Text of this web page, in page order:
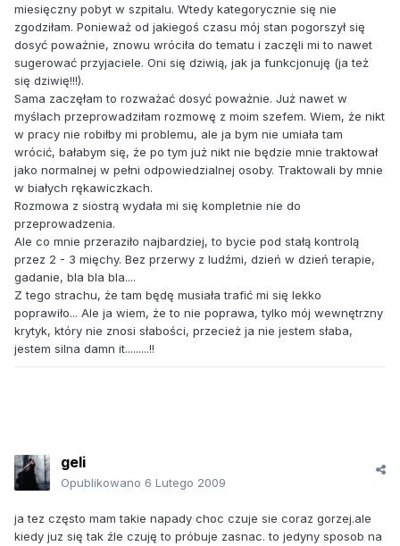
miesięczny pobyt w szpitalu. Wtedy kategorycznie się nie
zgodziłam. Ponieważ od jakiegoś czasu mój stan pogorszył się
dosyć poważnie, znowu wróciła do tematu i zaczęli mi to nawet
sugerować przyjaciele. Oni się dziwią, jak ja funkcjonuję (ja też
się dziwię!!!).
Sama zaczęłam to rozważać dosyć poważnie. Już nawet w
myślach przeprowadziłam rozmowę z moim szefem. Wiem, że nikt
w pracy nie robiłby mi problemu, ale ja bym nie umiała tam
wrócić, bałabym się, że po tym już nikt nie będzie mnie traktował
jako normalnej w pełni odpowiedzialnej osoby. Traktowali by mnie
w białych rękawiczkach.
Rozmowa z siostrą wydała mi się kompletnie nie do
przeprowadzenia.
Ale co mnie przeraziło najbardziej, to bycie pod stałą kontrolą
przez 2 - 3 mięchy. Bez przerwy z ludźmi, dzień w dzień terapie,
gadanie, bla bla bla....
Z tego strachu, że tam będę musiała trafić mi się lekko
poprawiło... Ale ja wiem, że to nie poprawa, tylko mój wewnętrzny
krytyk, który nie znosi słabości, przecież ja nie jestem słaba,
jestem silna damn it.........!!
geli
Opublikowano 6 Lutego 2009
ja tez często mam takie napady choc czuje sie coraz gorzej.ale
kiedy juz się tak źle czuję to próbuje zasnac. to jedyny sposob na